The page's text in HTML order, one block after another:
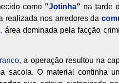
como "Jotinha" na tarde
realizada nos arredores da
, área dominada pela facção
, a operação resultou na
sacola. O material continha